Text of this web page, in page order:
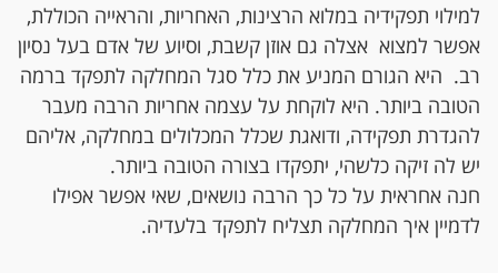
למילוי תפקידיה במלוא הרצינות, האחריות, והראייה הכוללת,
אפשר למצוא אצלה גם אוזן קשבת, וסיוע של אדם בעל נסיון
רב. היא הגורם המניע את כלל סגל המחלקה לתפקד ברמה
הטובה ביותר. היא לוקחת על עצמה אחריות הרבה מעבר
להגדרת תפקידה, ודואגת שכלל המכלולים במחלקה, אליהם
יש לה זיקה כלשהי, יתפקדו בצורה הטובה ביותר.
חנה אחראית על כל כך הרבה נושאים, שאי אפשר אפילו
לדמיין איך המחלקה תצליח לתפקד בלעדיה.